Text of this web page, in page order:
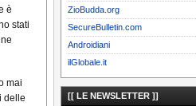
è
stati
mai
delle
ZioBudda.org
SecureBulletin.com
Androidiani
ilGlobale.it
[[ LE NEWSLETTER ]]